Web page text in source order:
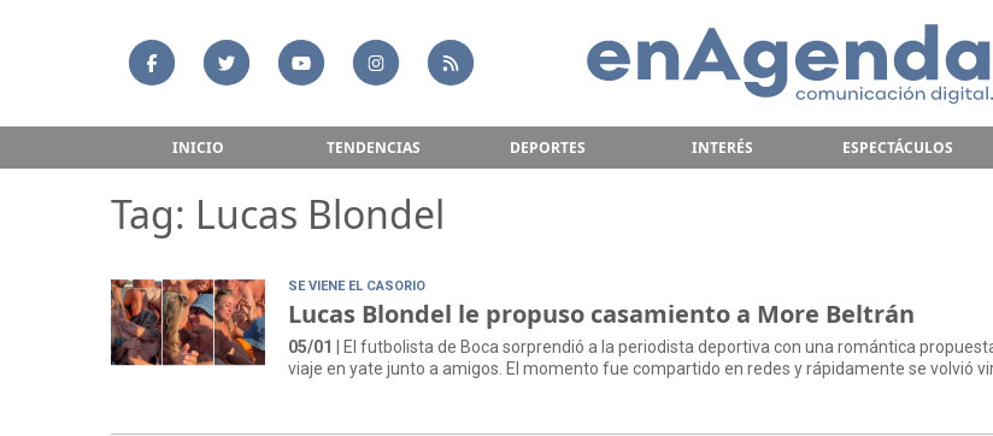
INICIO TENDENCIAS DEPORTES INTERÉS ESPECTÁCULOS
Tag: Lucas Blondel
SE VIENE EL CASORIO
Lucas Blondel le propuso casamiento a More Beltrán
05/01
| El futbolista de Boca sorprendió a la periodista deportiva con una romántica
viaje en yate junto a amigos. El momento fue compartido en redes y rápidamente se volvió